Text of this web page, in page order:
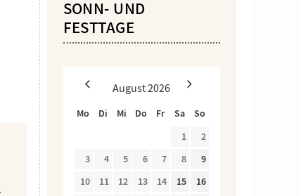
SONN- UND
FESTTAGE
August2026
Mo Di Mi Do Fr Sa
So
1
2
3
4 5 6 7 8
9
10
11 12 13 14 15
16